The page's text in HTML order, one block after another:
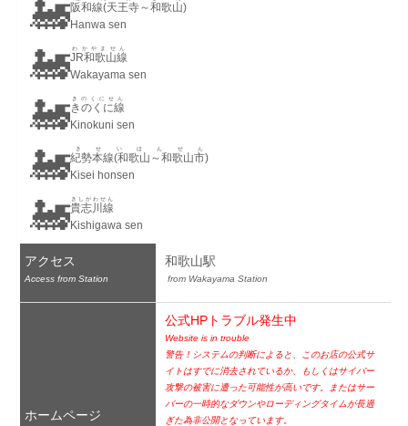
🚂阪和線(天王寺～和歌山)
Hanwa sen
🚂JR和歌山線
わかやません
Wakayama sen
🚂きのくに線
きのくにせん
Kinokuni sen
🚂紀勢本線(和歌山～和歌山市)
きせいほんせん
Kisei honsen
🚂貴志川線
きしがわせん
Kishigawa sen
アクセス
Access from Station
和歌山駅
from Wakayama Station
ホームページ
公式HPトラブル発生中
Website is in trouble
警告！システムの判断によると、このお店の公式サ
イトはすでに消去されているか、もしくはサイバー
攻撃の被害に遭った可能性が高いです。またはサー
バーの一時的なダウンやローディングタイムが長過
ぎた為非公開となっています。